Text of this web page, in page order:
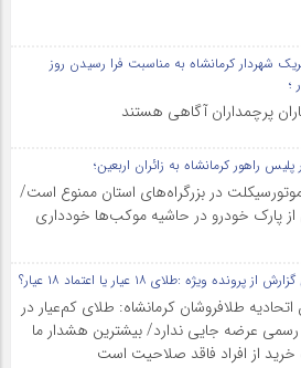
شهردار کرمانشاه به مناسبت فرا رسیدن روز
؛
پرچمداران آگاهی هستند
راهور کرمانشاه به زائران اربعین؛
در بزرگراه‌های استان ممنوع است/
از پارک خودرو در حاشیه موکب‌ها خودداری
از پرونده ویژه :طلای ۱۸ عیار یا اعتماد ۱۸ عیار؟
طلافروشان کرمانشاه: طلای کم‌عیار در
عرضه جایی ندارد/ بیشترین هشدار ما
خرید از افراد فاقد صلاحیت است